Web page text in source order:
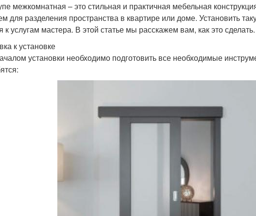
межкомнатная – это стильная и практичная мебельная
для разделения пространства в квартире или доме. Установить
к услугам мастера. В этой статье мы расскажем вам, как это сделать.
к установке
установки необходимо подготовить все необходимые